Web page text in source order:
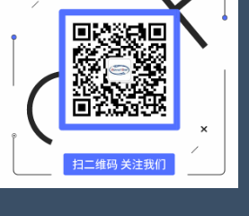
评
二
星
级
灵
雀
企